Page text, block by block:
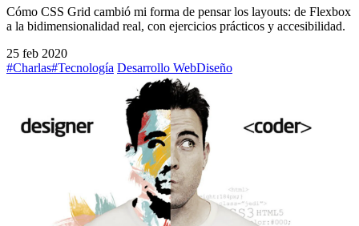
Cómo CSS Grid cambió mi forma de pensar los layouts: de Flexbox
a la bidimensionalidad real, con ejercicios prácticos y accesibilidad.
25 feb 2020
#Charlas#Tecnología Desarrollo WebDiseño